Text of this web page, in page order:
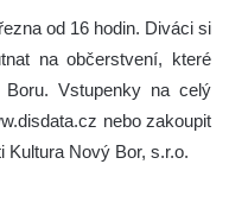
od 16 hodin. Diváci si
na občerstvení, které
Vstupenky na celý
nebo zakoupit
Nový Bor, s.r.o.